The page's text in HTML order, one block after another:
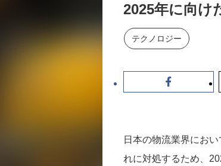
2025年に向け
テクノロジー
日本の物流業界にお
れに対処するため、